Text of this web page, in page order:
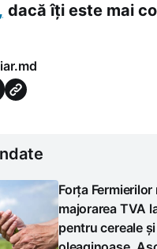
dacă îți este mai
Forța
majorarea TVA
pentru cereale și